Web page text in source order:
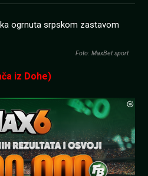
Foto: MaxBet sport
iz Dohe)